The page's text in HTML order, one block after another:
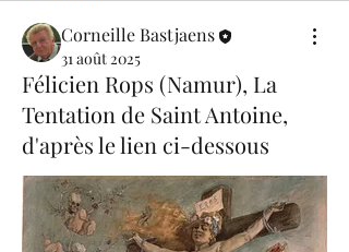
Corneille Bastjaens
31 août 2025
Félicien Rops (Namur), La
Tentation de Saint Antoine,
d'après le lien ci-dessous